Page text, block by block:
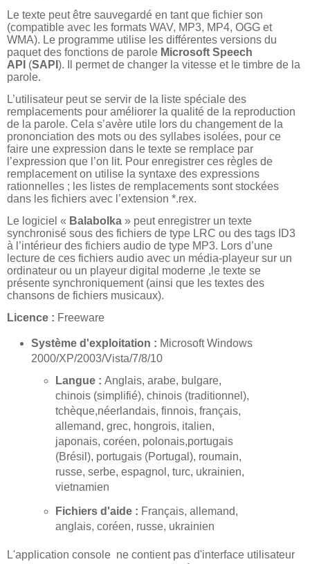
Le texte peut être sauvegardé en tant que fichier son
(compatible avec les formats WAV, MP3, MP4, OGG et
WMA). Le programme utilise les différentes versions du
paquet des fonctions de parole Microsoft Speech
API (SAPI ). Il permet de changer la vitesse et le timbre de la
parole.
L’utilisateur peut se servir de la liste spéciale des
remplacements pour améliorer la qualité de la reproduction
de la parole. Cela s’avère utile lors du changement de la
prononciation des mots ou des syllabes isolées, pour ce
faire une expression dans le texte se remplace par
l’expression que l’on lit. Pour enregistrer ces règles de
remplacement on utilise la syntaxe des expressions
rationnelles ; les listes de remplacements sont stockées
dans les fichiers avec l’extension *.rex.
Le logiciel « Balabolka » peut enregistrer un texte
synchronisé sous des fichiers de type LRC ou des tags ID3
à l’intérieur des fichiers audio de type MP3. Lors d’une
lecture de ces fichiers audio avec un média-playeur sur un
ordinateur ou un playeur digital moderne ,le texte se
présente synchroniquement (ainsi que les textes des
chansons de fichiers musicaux).
Licence : Freeware
Système d'exploitation : Microsoft Windows
2000/XP/2003/Vista/7/8/10
Langue : Anglais, arabe, bulgare,
chinois (simplifié), chinois (traditionnel),
tchèque,néerlandais, finnois, français,
allemand, grec, hongrois, italien,
japonais, coréen, polonais,portugais
(Brésil), portugais (Portugal), roumain,
russe, serbe, espagnol, turc, ukrainien,
vietnamien
Fichiers d'aide : Français, allemand,
anglais, coréen, russe, ukrainien
L'application console ne contient pas d'interface utilisateur